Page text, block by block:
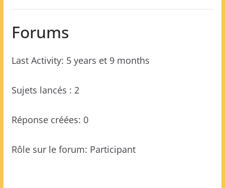
Forums
Last Activity: 5 years et 9 months
Sujets lancés : 2
Réponse créées: 0
Rôle sur le forum: Participant